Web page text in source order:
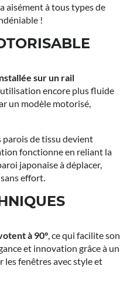
aisément à tous types de
!
sur un rail
encore plus fluide
un modèle motorisé,
parois de tissu devient
fonctionne en reliant la
japonaise à déplacer,
effort.
à 90°, ce qui facilite son
et innovation grâce à un
les fenêtres avec style et